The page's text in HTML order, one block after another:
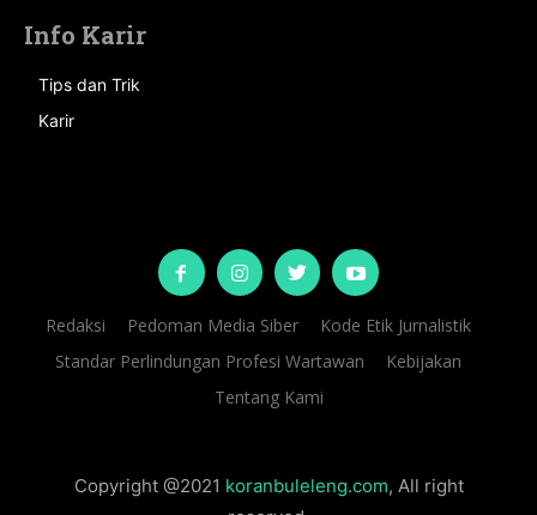
Info Karir
Tips dan Trik
Karir
Redaksi Pedoman Media Siber
Kode Etik Jurnalistik
Standar Perlindungan Profesi Wartawan
Kebijakan
Tentang Kami
Copyright @2021 koranbuleleng.com, All right